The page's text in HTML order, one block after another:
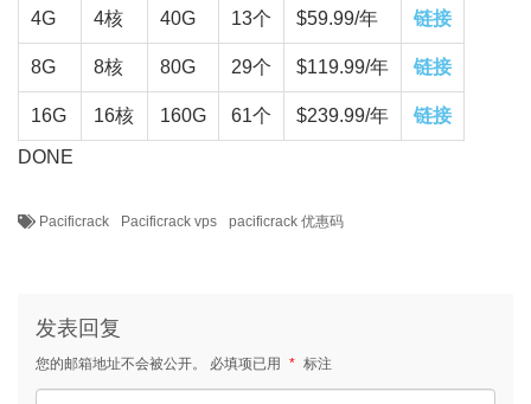
4G 4核 40G 13个 $59.99/年 链接
8G 8核 80G 29个 $119.99/年 链接
16G 16核 160G 61个 $239.99/年 链接
DONE
Pacificrack Pacificrack vps pacificrack 优惠码
发表回复
您的邮箱地址不会被公开。 必填项已用 * 标注